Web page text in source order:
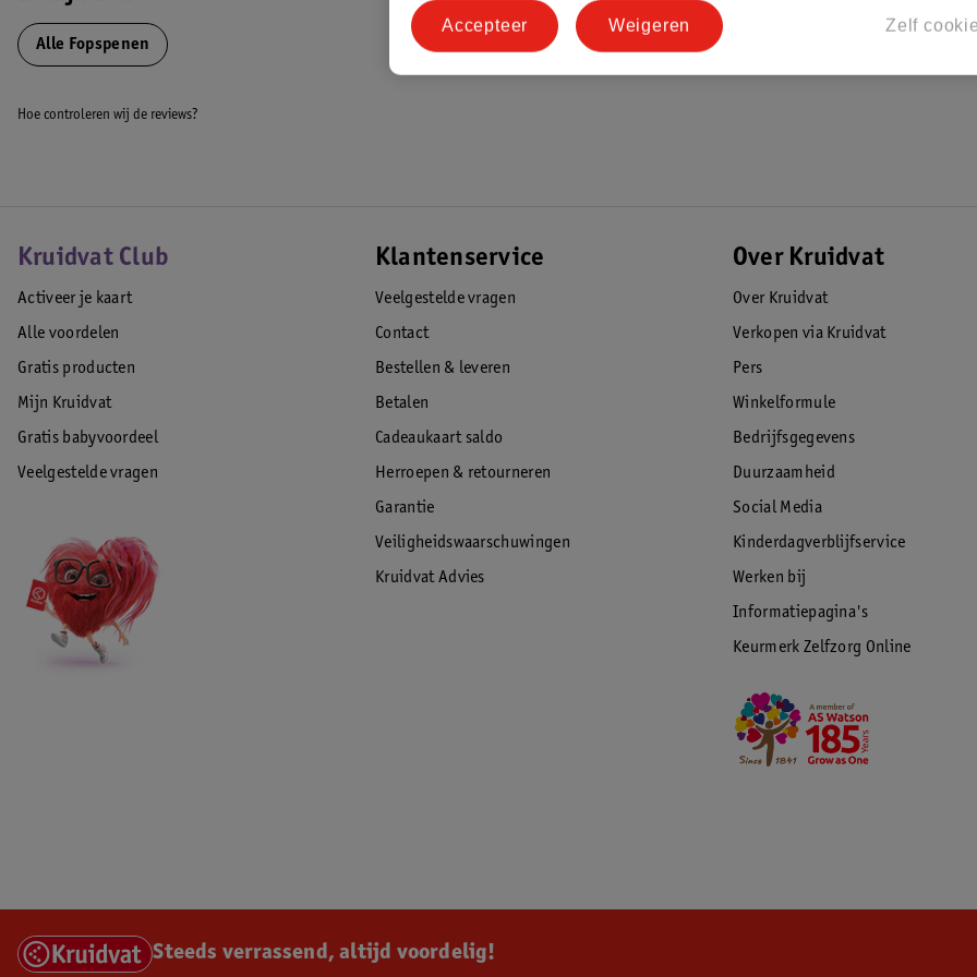
Alle Fopspenen
Hoe controleren wij de reviews?
Kruidvat Club
Activeer je kaart
Alle voordelen
Gratis producten
Mijn Kruidvat
Gratis babyvoordeel
Veelgestelde vragen
Klantenservice
Veelgestelde vragen
Contact
Bestellen & leveren
Betalen
Cadeaukaart saldo
Herroepen & retourneren
Garantie
Veiligheidswaarschuwingen
Kruidvat Advies
Over Kruidvat
Over Kruidvat
Verkopen via Kruidvat
Pers
Winkelformule
Bedrijfsgegevens
Duurzaamheid
Social Media
Kinderdagverblijfservice
Werken bij
Informatiepagina's
Keurmerk Zelfzorg Online
Steeds verrassend, altijd voordelig!
Zelf
Weigeren
Accepteer